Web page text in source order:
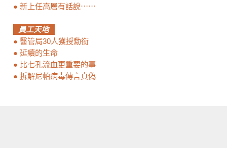
● 新上任高層有話說⋯⋯
員工天地
● 醫管局30人獲授勳銜
● 延續的生命
● 比七孔流血更重要的事
● 拆解尼帕病毒傳言真偽